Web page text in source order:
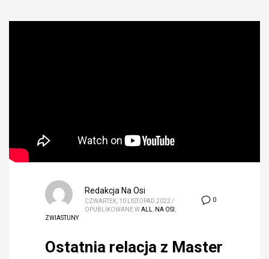
0
Redakcja Na Osi
CZWARTEK, 10 LISTOPAD 2022 /
OPUBLIKOWANE WALL NA OSI
ZWIASTUNY
Ostatnia relacja z Master